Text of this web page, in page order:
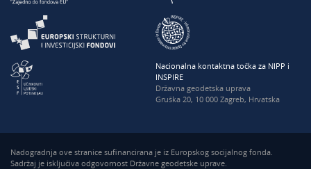
Nacionalna kontaktna točka za NIPP i
INSPIRE
Državna geodetska uprava
Gruška 20, 10 000 Zagreb, Hrvatska
Nadogradnja ove stranice sufinancirana je iz Europskog socijalnog fonda.
Sadržaj je isključiva odgovornost Državne geodetske uprave.